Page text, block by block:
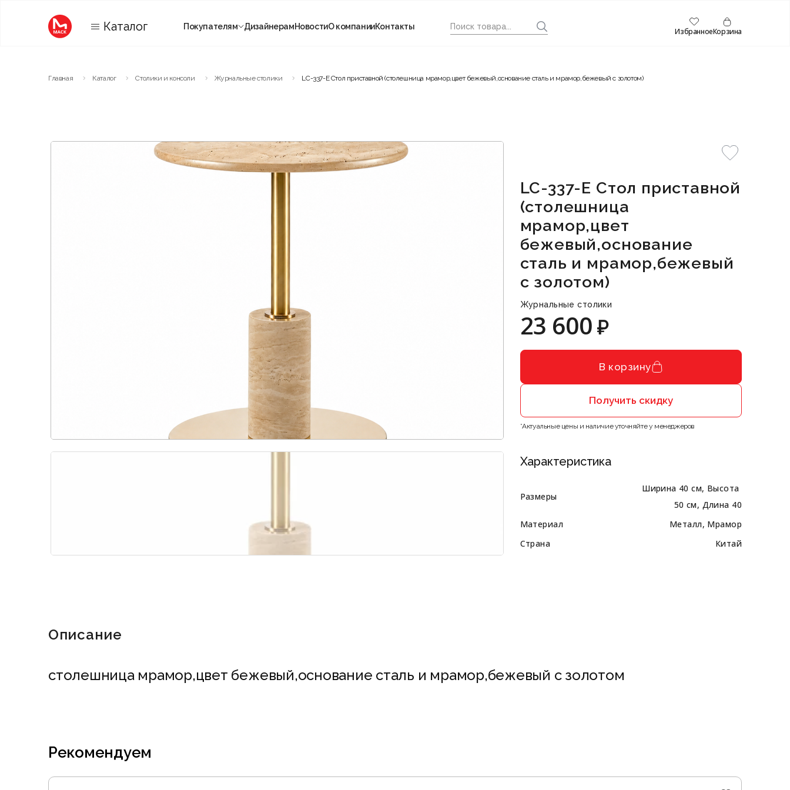
Каталог Покупателям ДизайнерамНовостиО компанииКонтакты ИзбранноеКорзина
Главная Каталог Столики и консоли Журнальные столики LC-337-E Стол приставной (столешница мрамор,цвет бежевый,основание сталь и мрамор,бежевый с золотом)
LC-337-E Стол приставной
(столешница
мрамор,цвет
бежевый,основание
сталь и мрамор,бежевый
с золотом)
Журнальные столики
23 600 ₽
В корзину
Получить скидку
*Актуальные цены и наличие уточняйте у менеджеров
Характеристика
Размеры
Ширина 40 см, Высота
50 см, Длина 40
Материал
Металл, Мрамор
Страна
Китай
Описание
столешница мрамор,цвет бежевый,основание сталь и мрамор,бежевый с золотом
Рекомендуем